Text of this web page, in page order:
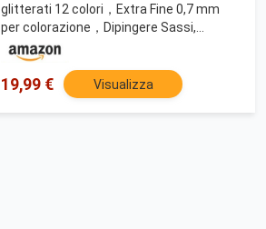
glitterati 12 colori，Extra Fine 0,7 mm
per colorazione，Dipingere Sassi,
Ceramica, Vetro, Legno, Tessuti,
Scrapbooking, DIY, Penne Glitterate
Colorate
19,99 € Visualizza